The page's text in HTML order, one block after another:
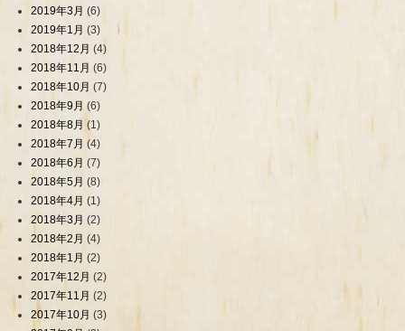
2019年3月 (6)
2019年1月 (3)
2018年12月 (4)
2018年11月 (6)
2018年10月 (7)
2018年9月 (6)
2018年8月 (1)
2018年7月 (4)
2018年6月 (7)
2018年5月 (8)
2018年4月 (1)
2018年3月 (2)
2018年2月 (4)
2018年1月 (2)
2017年12月 (2)
2017年11月 (2)
2017年10月 (3)